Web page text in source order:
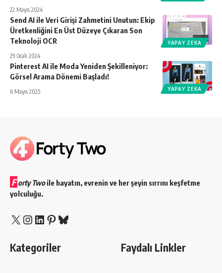
22 Mayıs 2024
YAPAY ZEKA
Send AI ile Veri Girişi Zahmetini Unutun: Ekip
Üretkenliğini En Üst Düzeye Çıkaran Son
Teknoloji OCR
29 Ocak 2024
YAPAY ZEKA
Pinterest AI ile Moda Yeniden Şekilleniyor:
Görsel Arama Dönemi Başladı!
6 Mayıs 2025
F orty Twoile hayatın, evrenin ve her şeyin sırrını keşfetme
yolculuğu.
X Instagram
LinkedIn
Pinterest
Bluesky
Kategoriler Faydalı Linkler